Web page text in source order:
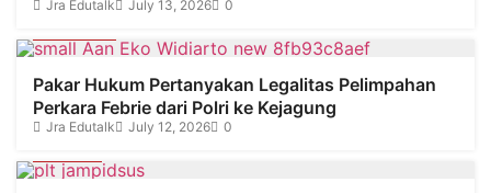
Jra Edutalk July 13, 2026
0
Pakar Hukum Pertanyakan Legalitas Pelimpahan
Perkara Febrie dari Polri ke Kejagung
Jra Edutalk July 12, 2026
0